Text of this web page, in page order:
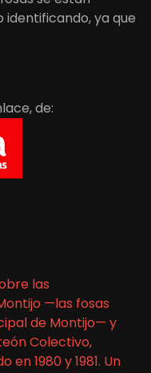
ya que
de:
las
—las fosas
de Montijo— y
Colectivo,
1980 y 1981. Un